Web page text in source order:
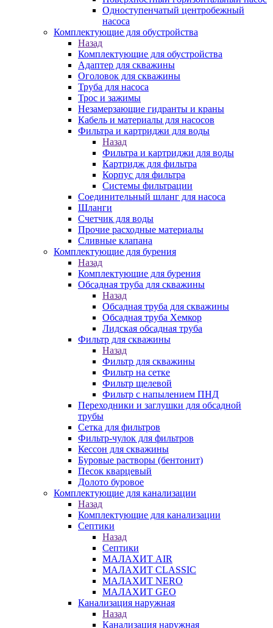
Одноступенчатый центробежный
насоса
Комплектующие для обустройства
Назад
Комплектующие для обустройства
Адаптер для скважины
Оголовок для скважины
Труба для насоса
Трос и зажимы
Незамерзающие гидранты и краны
Кабель и материалы для насосов
Фильтра и картриджи для воды
Назад
Фильтра и картриджи для воды
Картридж для фильтра
Корпус для фильтра
Системы фильтрации
Соединительный шланг для насоса
Шланги
Счетчик для воды
Прочие расходные материалы
Сливные клапана
Комплектующие для бурения
Назад
Комплектующие для бурения
Обсадная труба для скважины
Назад
Обсадная труба для скважины
Обсадная труба Хемкор
Лидская обсадная труба
Фильтр для скважины
Назад
Фильтр для скважины
Фильтр на сетке
Фильтр щелевой
Фильтр с напылением ПНД
Переходники и заглушки для обсадной
трубы
Сетка для фильтров
Фильтр-чулок для фильтров
Кессон для скважины
Буровые растворы (бентонит)
Песок кварцевый
Долото буровое
Комплектующие для канализации
Назад
Комплектующие для канализации
Септики
Назад
Септики
МАЛАХИТ AIR
МАЛАХИТ CLASSIC
МАЛАХИТ NERO
МАЛАХИТ GEO
Канализация наружная
Назад
Канализация наружная